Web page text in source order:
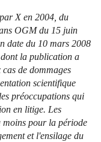
X en 2004, du
OGM du 15 juin
date du 10 mars 2008
la publication a
de dommages
scientifique
préoccupations qui
en litige. Les
moins pour la période
et l'ensilage du